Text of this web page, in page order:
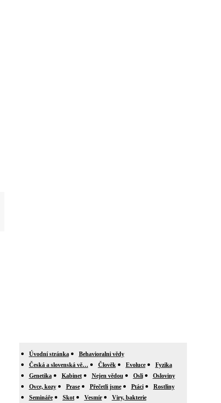
Úvodní stránka
Behavioralni vědy
Česká a slovenská vě…
Člověk Evoluce
Fyzika
Genetika
Kabinet Nejen vědou Osli
Osloviny
Ovce, kozy
Prase Přečetli jsme Ptáci
Rostliny
Semináře
Skot Vesmír
Viry, bakterie